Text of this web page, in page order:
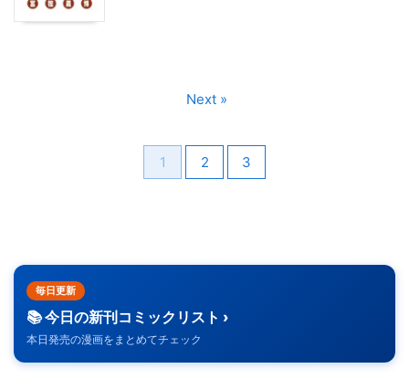
1 2 3
Next »
毎日更新
📚 今日の新刊コミックリスト ›
本日発売の漫画をまとめてチェック